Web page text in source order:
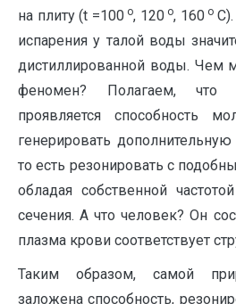
на плиту (t =100о, 120о, 160о
испарения у талой воды
дистиллированной воды. Чем
феномен? Полагаем,
проявляется способность
генерировать
то есть резонировать с
обладая собственной
сечения. А что человек? Он
плазма крови соответствует
Таким образом, самой
заложена способность,